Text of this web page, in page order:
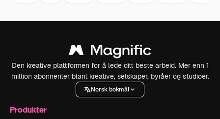
Den kreative plattformen for å lede ditt beste arbeid. Mer enn 1
million abonnenter blant kreative, selskaper, byråer og studioer.
Norsk bokmål
Produkter